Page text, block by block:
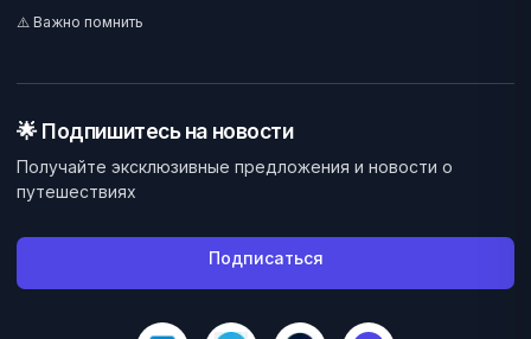
⚠️ Важно помнить
🌟 Подпишитесь на новости
Получайте эксклюзивные предложения и новости о
путешествиях
Подписаться